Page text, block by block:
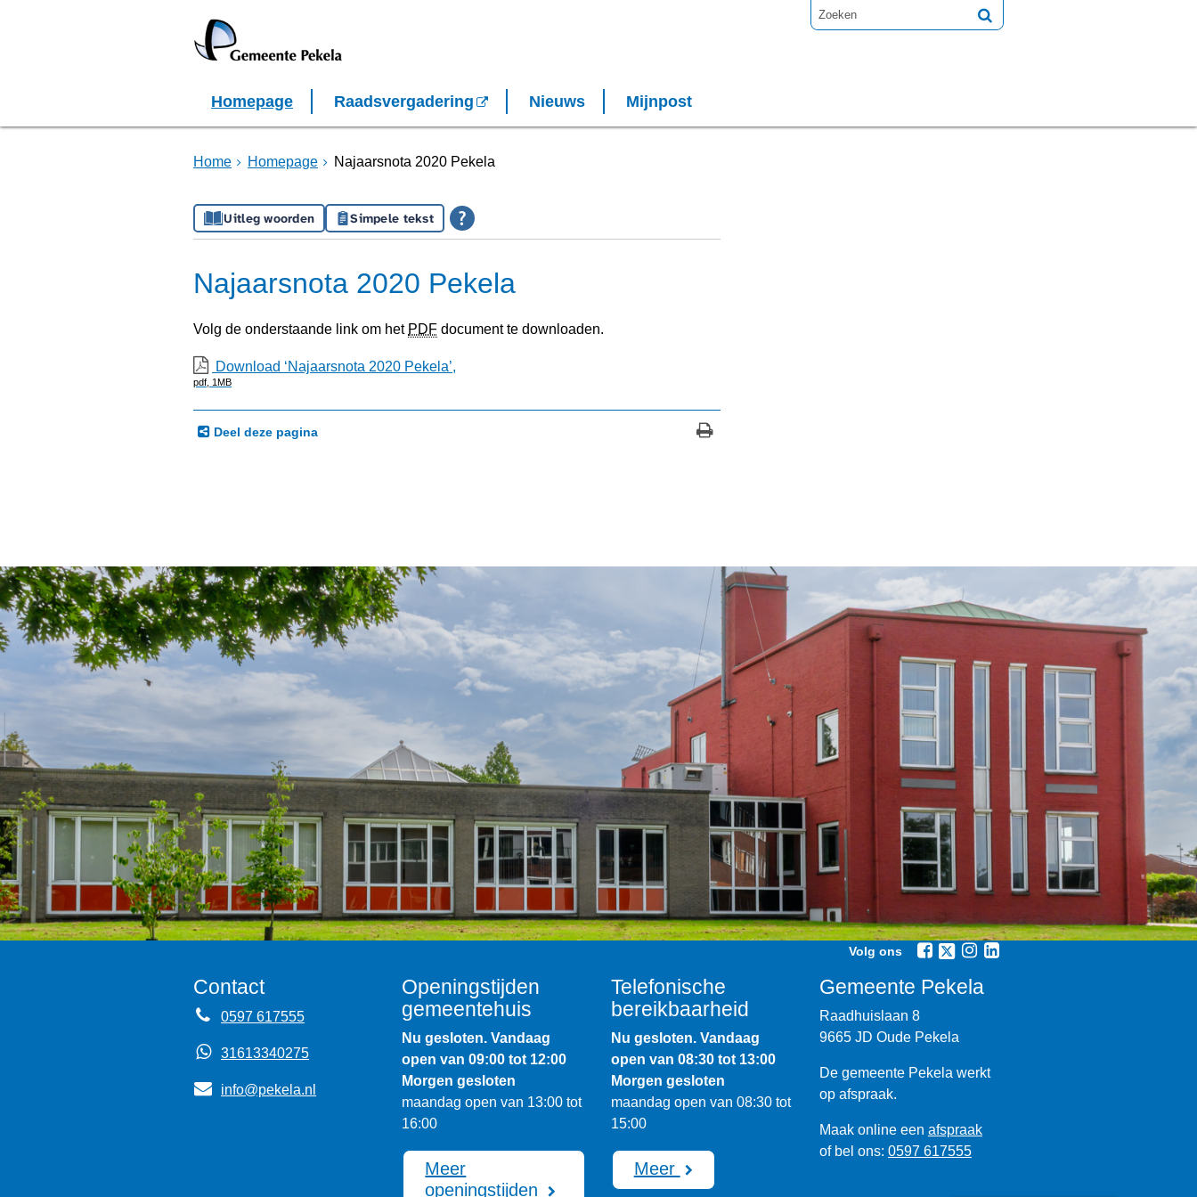
Homepage Raadsvergadering Nieuws Mijnpost
Home Homepage Najaarsnota 2020 Pekela
Uitleg woorden Simpele tekst
Najaarsnota 2020 Pekela
Volg de onderstaande link om het PDF document te downloaden.
Download ‘Najaarsnota 2020 Pekela’,
pdf , 1MB
Deel deze pagina
Volg ons
Contact
0597 617555
31613340275
info@pekela.nl
Openingstijden
gemeentehuis
Nu gesloten. Vandaag
open van 09:00 tot 12:00
Morgen gesloten
maandag open van 13:00 tot
16:00
Meer
openingstijden
Telefonische
bereikbaarheid
Nu gesloten. Vandaag
open van 08:30 tot 13:00
Morgen gesloten
maandag open van 08:30 tot
15:00
Meer
Gemeente Pekela
Raadhuislaan 8
9665 JD Oude Pekela
De gemeente Pekela werkt
op afspraak.
Maak online een afspraak
of bel ons: 0597 617555